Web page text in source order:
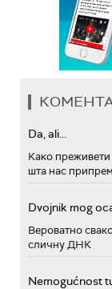
Da, ali...
Како преживети
шта нас
Dvojnik mog
Вероватно
сличну ДНК
Nemogućnost